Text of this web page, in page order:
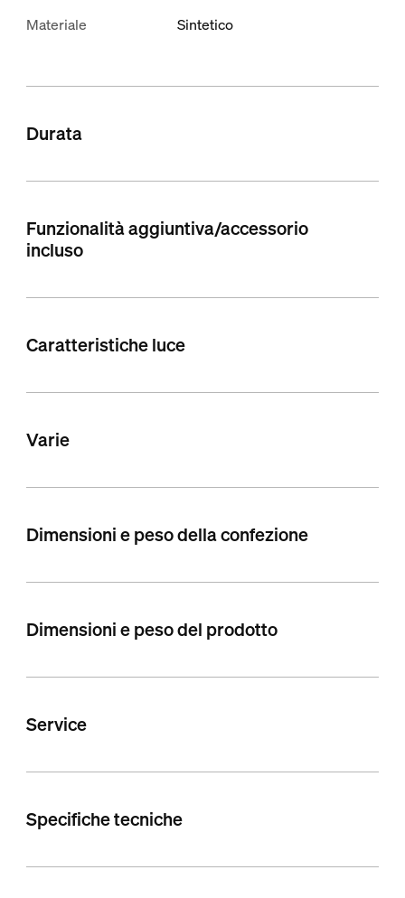
Materiale Sintetico
Durata
Funzionalità aggiuntiva/accessorio
incluso
Caratteristiche luce
Varie
Dimensioni e peso della confezione
Dimensioni e peso del prodotto
Service
Specifiche tecniche